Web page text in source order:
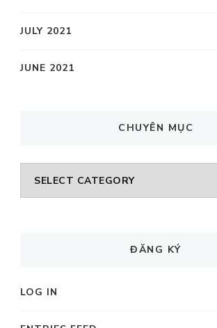
JULY 2021
JUNE 2021
CHUYÊN MỤC
CHUYÊN
MỤC
ĐĂNG KÝ
LOG IN